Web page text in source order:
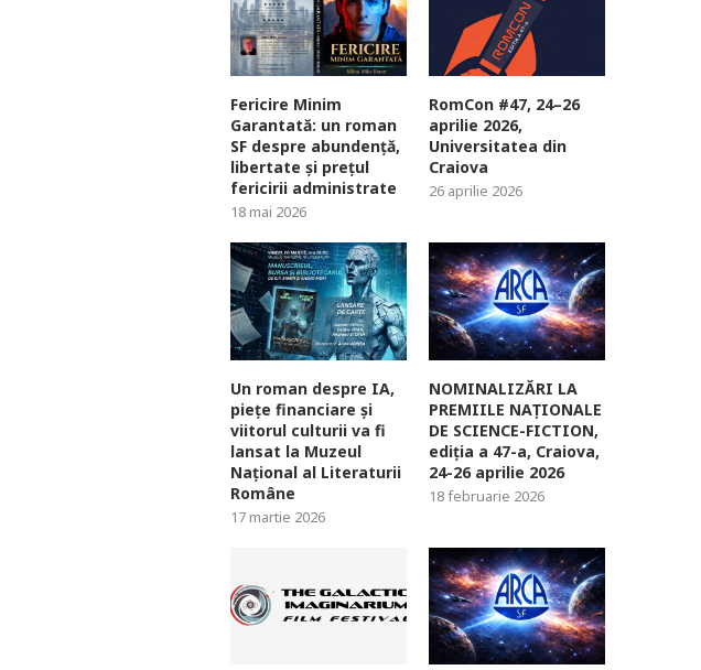
Fericire Minim
Garantată: un roman
SF despre abundență,
libertate și prețul
fericirii administrate
18 mai 2026
RomCon #47, 24–26
aprilie 2026,
Universitatea din
Craiova
26 aprilie 2026
Un roman despre IA,
piețe financiare și
viitorul culturii va fi
lansat la Muzeul
Național al Literaturii
Române
17 martie 2026
NOMINALIZĂRI LA
PREMIILE NAȚIONALE
DE SCIENCE-FICTION,
ediția a 47-a, Craiova,
24-26 aprilie 2026
18 februarie 2026